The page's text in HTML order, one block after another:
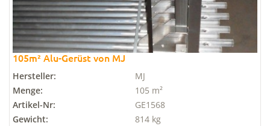
105m² Alu-Gerüst von MJ
Hersteller:
MJ
Menge:
105 m²
Artikel-Nr:
GE1568
Gewicht:
814 kg